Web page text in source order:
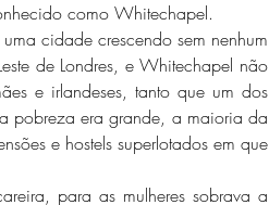
como Whitechapel.
de Londres, e Whitechapel não
e irlandeses, tanto que um dos
pobreza era grande, a maioria da
e hostels superlotados em que